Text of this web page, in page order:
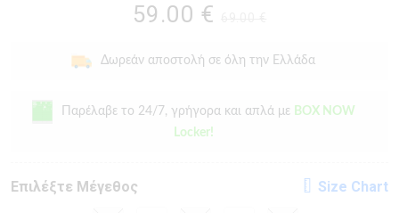
59.00 €
Δωρεάν αποστολή σε όλη την Ελλάδα
Παρέλαβε το 24/7, γρήγορα και απλά με BOX NOW
Locker!
Eπιλέξτε Μέγεθος Size Chart